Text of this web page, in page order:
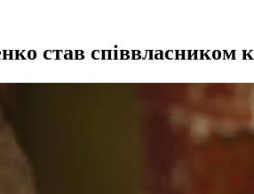
став співвласником